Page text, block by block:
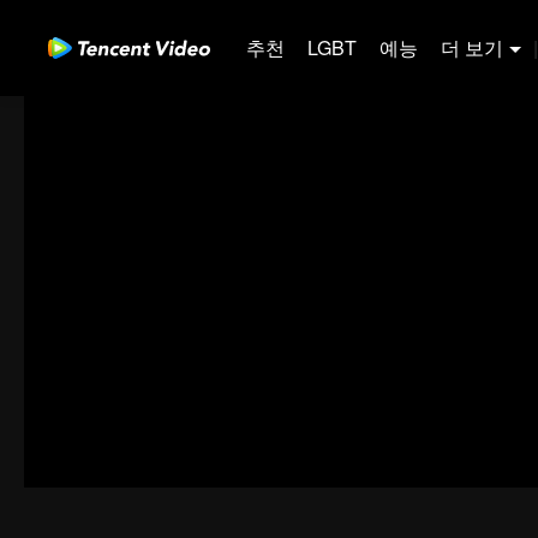
추천 LGBT 예능 더 보기 |